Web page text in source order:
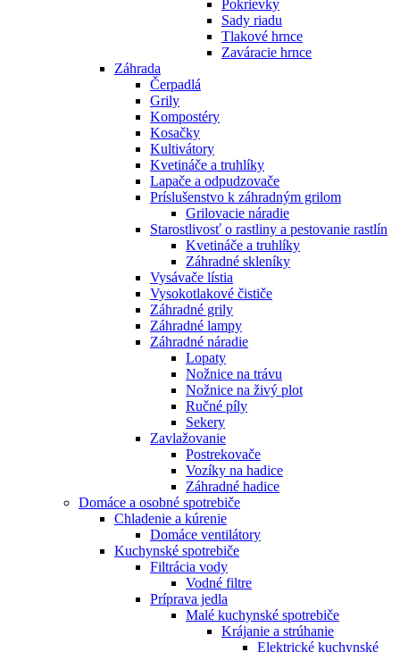
Pokrievky
Sady riadu
Tlakové hrnce
Zaváracie hrnce
Záhrada
Čerpadlá
Grily
Kompostéry
Kosačky
Kultivátory
Kvetináče a truhlíky
Lapače a odpudzovače
Príslušenstvo k záhradným grilom
Grilovacie náradie
Starostlivosť o rastliny a pestovanie rastlín
Kvetináče a truhlíky
Záhradné skleníky
Vysávače lístia
Vysokotlakové čističe
Záhradné grily
Záhradné lampy
Záhradné náradie
Lopaty
Nožnice na trávu
Nožnice na živý plot
Ručné píly
Sekery
Zavlažovanie
Postrekovače
Vozíky na hadice
Záhradné hadice
Domáce a osobné spotrebiče
Chladenie a kúrenie
Domáce ventilátory
Kuchynské spotrebiče
Filtrácia vody
Vodné filtre
Príprava jedla
Malé kuchynské spotrebiče
Krájanie a strúhanie
Elektrické kuchynské